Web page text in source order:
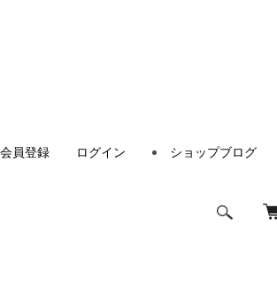
員登録 ログイン ショップブログ